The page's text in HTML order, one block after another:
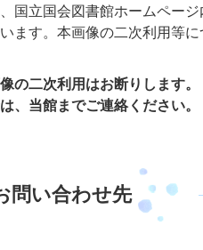
国立国会図書館ホームペー
ます。本画像の二次利用等
の二次利用はお断りします。
、当館までご連絡ください。
問い合わせ先